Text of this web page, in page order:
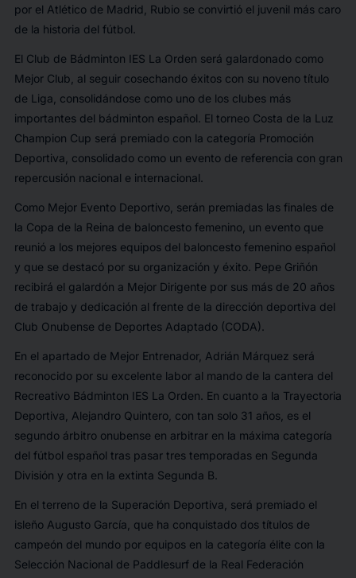
por el Atlético de Madrid, Rubio se convirtió el juvenil más caro
de la historia del fútbol.
El Club de Bádminton IES La Orden será galardonado como
Mejor Club, al seguir cosechando éxitos con su noveno título
de Liga, consolidándose como uno de los clubes más
importantes del bádminton español. El torneo Costa de la Luz
Champion Cup será premiado con la categoría Promoción
Deportiva, consolidado como un evento de referencia con gran
repercusión nacional e internacional.
Como Mejor Evento Deportivo, serán premiadas las finales de
la Copa de la Reina de baloncesto femenino, un evento que
reunió a los mejores equipos del baloncesto femenino español
y que se destacó por su organización y éxito. Pepe Griñón
recibirá el galardón a Mejor Dirigente por sus más de 20 años
de trabajo y dedicación al frente de la dirección deportiva del
Club Onubense de Deportes Adaptado (CODA).
En el apartado de Mejor Entrenador, Adrián Márquez será
reconocido por su excelente labor al mando de la cantera del
Recreativo Bádminton IES La Orden. En cuanto a la Trayectoria
Deportiva, Alejandro Quintero, con tan solo 31 años, es el
segundo árbitro onubense en arbitrar en la máxima categoría
del fútbol español tras pasar tres temporadas en Segunda
División y otra en la extinta Segunda B.
En el terreno de la Superación Deportiva, será premiado el
isleño Augusto García, que ha conquistado dos títulos de
campeón del mundo por equipos en la categoría élite con la
Selección Nacional de Paddlesurf de la Real Federación